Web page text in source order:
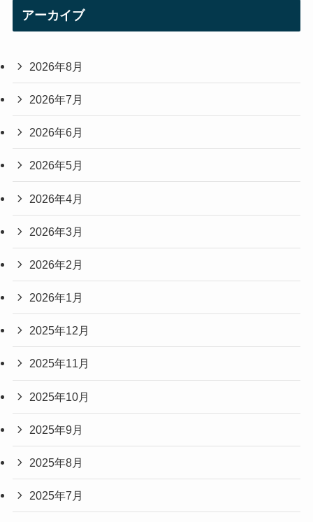
アーカイブ
2026年8月
2026年7月
2026年6月
2026年5月
2026年4月
2026年3月
2026年2月
2026年1月
2025年12月
2025年11月
2025年10月
2025年9月
2025年8月
2025年7月